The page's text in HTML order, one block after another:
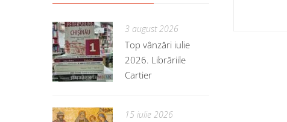
3 august 2026
Top vânzări iulie
2026. Librăriile
Cartier
15 iulie 2026